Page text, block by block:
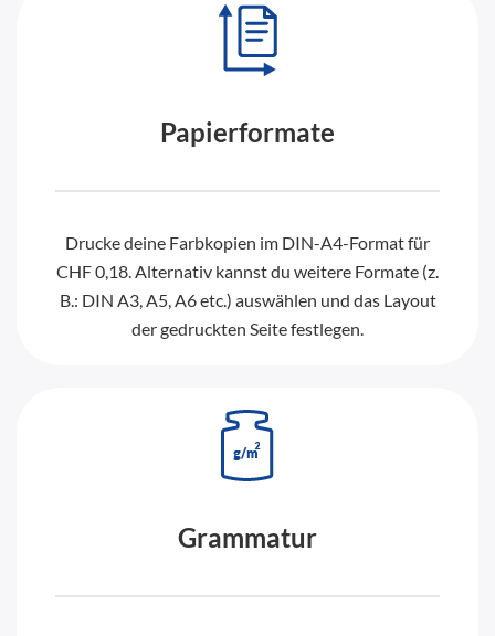
Papierformate
Drucke deine Farbkopien im DIN-A4-Format für
CHF 0,18. Alternativ kannst du weitere Formate (z.
B.: DIN A3, A5, A6 etc.) auswählen und das Layout
der gedruckten Seite festlegen.
Grammatur